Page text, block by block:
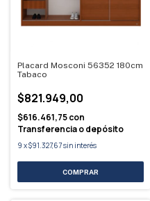
Placard Mosconi 56352 180cm
Tabaco
$821.949,00
$616.461,75con
Transferencia o depósito
9 x$91.327,67sin interés